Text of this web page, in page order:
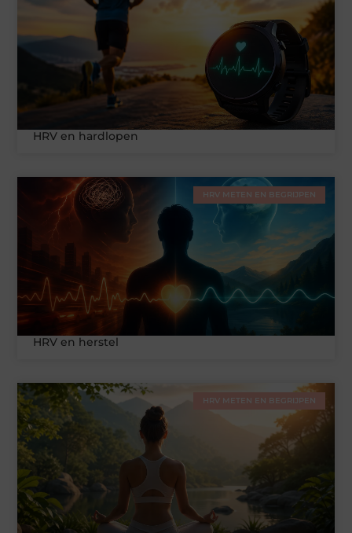
HRV en hardlopen
HRV METEN EN BEGRIJPEN
HRV en herstel
HRV METEN EN BEGRIJPEN